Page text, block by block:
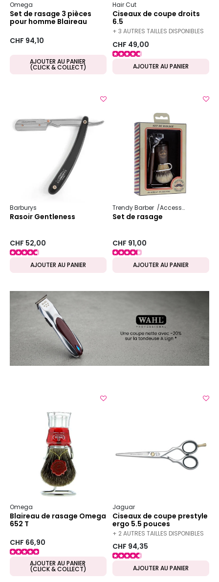
Omega
Set de rasage 3 pièces
pour homme Blaireau
CHF 94,10
AJOUTER AU PANIER
(CLICK & COLLECT)
Hair Cut
Ciseaux de coupe droits
6.5
+ 3 AUTRES TAILLES DISPONIBLES
CHF 49,00
AJOUTER AU PANIER
Barburys
Rasoir Gentleness
CHF 52,00
AJOUTER AU PANIER
Trendy Barber Accessoire pour homme
Set de rasage
CHF 91,00
AJOUTER AU PANIER
Omega
Blaireau de rasage Omega
652 T
CHF 66,90
AJOUTER AU PANIER
(CLICK & COLLECT)
Jaguar
Ciseaux de coupe prestyle
ergo 5.5 pouces
+ 2 AUTRES TAILLES DISPONIBLES
CHF 94,35
AJOUTER AU PANIER